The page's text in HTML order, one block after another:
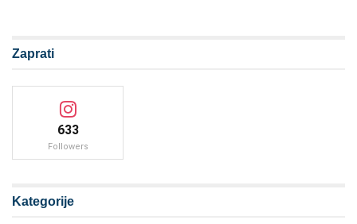
Zaprati
633
Followers
Kategorije